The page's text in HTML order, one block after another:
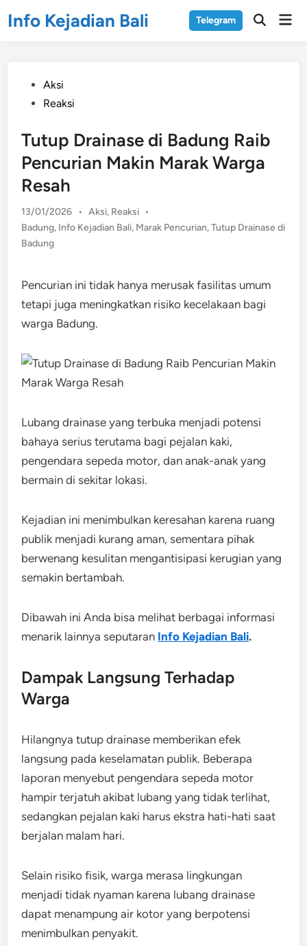
toInfo Kejadian Bali Telegram
Open
PostedAksi
Reaksi
Tutup Drainase di Badung Raib
Pencurian Makin Marak Warga
Resah
13/01/2026 • Posted
in
Aksi, Reaksi •
Badung, Info Kejadian Bali, Marak Pencurian,Tutup Drainase di
Badung
Pencurian ini tidak hanya merusak fasilitas umum
tetapi juga meningkatkan risiko kecelakaan bagi
warga Badung.
Lubang drainase yang terbuka menjadi potensi
bahaya serius terutama bagi pejalan kaki,
pengendara sepeda motor, dan anak-anak yang
bermain di sekitar lokasi.
Kejadian ini menimbulkan keresahan karena ruang
publik menjadi kurang aman, sementara pihak
berwenang kesulitan mengantisipasi kerugian yang
semakin bertambah.
Dibawah ini Anda bisa melihat berbagai informasi
menarik lainnya seputaran Info Kejadian Bali.
Dampak Langsung Terhadap
Warga
Hilangnya tutup drainase memberikan efek
langsung pada keselamatan publik. Beberapa
laporan menyebut pengendara sepeda motor
hampir terjatuh akibat lubang yang tidak terlihat,
sedangkan pejalan kaki harus ekstra hati-hati saat
berjalan malam hari.
Selain risiko fisik, warga merasa lingkungan
menjadi tidak nyaman karena lubang drainase
dapat menampung air kotor yang berpotensi
menimbulkan penyakit.